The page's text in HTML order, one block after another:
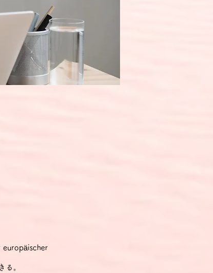
europäischer
る。